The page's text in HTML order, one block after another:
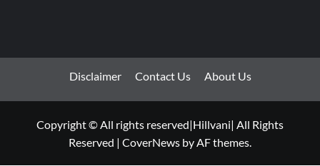
Disclaimer Contact Us About Us
Copyright © All rights reserved|Hillvani| All Rights
Reserved | CoverNews by AF themes.